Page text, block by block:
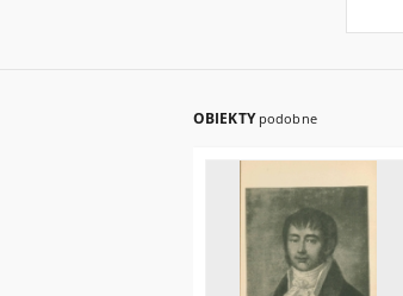
OBIEKTY podobne